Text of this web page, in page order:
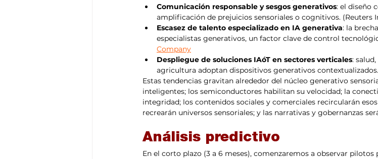
Comunicación responsable y sesgos generativos: el diseño
amplificación de prejuicios sensoriales o cognitivos. (Reuters
Escasez de talento especializado en IA generativa: la
especialistas generativos, un factor clave de control
Company
Despliegue de soluciones IAóT en sectores verticales:
agricultura adoptan dispositivos generativos contextualizados.
Estas tendencias gravitan alrededor del núcleo generativo
inteligentes; los semiconductores habilitan su velocidad; la
integridad; los contenidos sociales y comerciales recircularán
recrearán universos sensoriales; y las narrativas y gobernanzas
Análisis predictivo
En el corto plazo (3 a 6 meses), comenzaremos a observar